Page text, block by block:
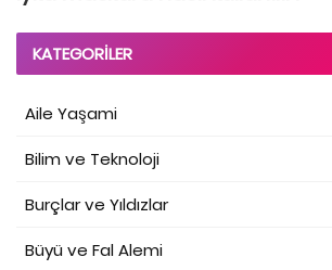
KATEGORILER
Aile Yaşami
Bilim ve Teknoloji
Burçlar ve Yıldızlar
Büyü ve Fal Alemi